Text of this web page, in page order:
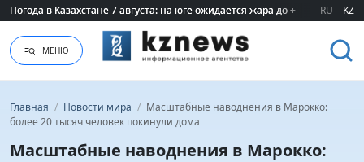
Погода в Казахстане 7 августа: на юге ожидается жара до +40 градусов
Погода в Казахстане 7 августа: на юге ожидается жара до +40 градусов
RU KZ
МЕНЮ
Главная / Новости мира / Масштабные наводнения в Марокко:
более 20 тысяч человек покинули дома
Масштабные наводнения в Марокко: